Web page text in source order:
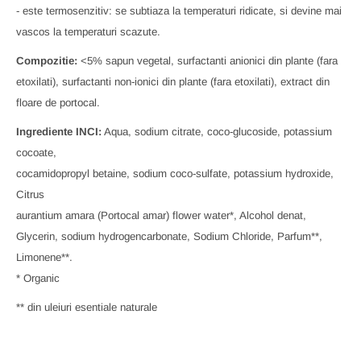
- este termosenzitiv: se subtiaza la temperaturi ridicate, si devine mai
vascos la temperaturi scazute.
Compozitie: <5% sapun vegetal, surfactanti anionici din plante (fara
etoxilati), surfactanti non-ionici din plante (fara etoxilati), extract din
floare de portocal.
Ingrediente INCI: Aqua, sodium citrate, coco-glucoside, potassium
cocoate,
cocamidopropyl betaine, sodium coco-sulfate, potassium hydroxide,
Citrus
aurantium amara (Portocal amar) flower water*, Alcohol denat,
Glycerin, sodium hydrogencarbonate, Sodium Chloride, Parfum**,
Limonene**.
* Organic
** din uleiuri esentiale naturale